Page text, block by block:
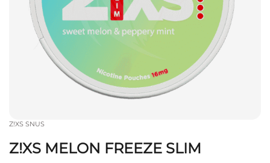
Z!XS SNUS
Z!XS MELON FREEZE SLIM